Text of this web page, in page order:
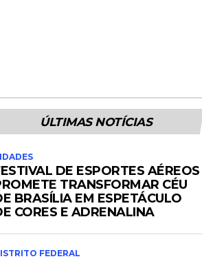
ÚLTIMAS NOTÍCIAS
DE ESPORTES AÉREOS
TRANSFORMAR CÉU
BRASÍLIA EM ESPETÁCULO
CORES E ADRENALINA
FEDERAL